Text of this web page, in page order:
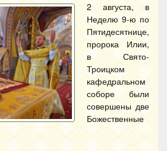
2 августа, в
Неделю 9-ю по
Пятидесятнице,
пророка Илии,
в Свято-
Троицком
кафедральном
соборе были
совершены две
Божественные